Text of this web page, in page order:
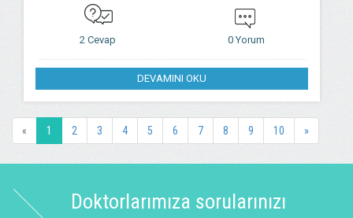
2 Cevap 0 Yorum
DEVAMINI OKU
« 1 2 3 4 5 6 7 8 9 10 »
Doktorlarımıza sorularınızı